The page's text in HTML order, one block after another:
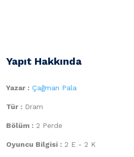
Yapıt Hakkında
Yazar : Çağman Pala
Tür : Dram
Bölüm : 2 Perde
Oyuncu Bilgisi : 2 E - 2 K